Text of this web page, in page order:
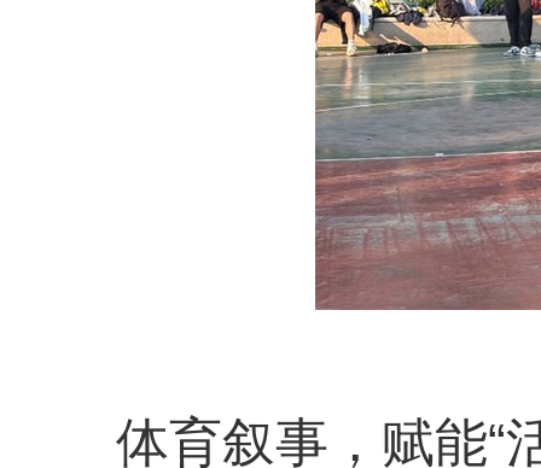
体育叙事，赋能“